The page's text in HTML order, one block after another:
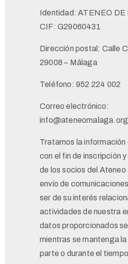
Identidad: ATENEO DE
CIF: G29060431
Dirección postal: Calle
29008 – Málaga
Teléfono: 952 224 002
Correo electrónico:
info@ateneomalaga.org
Tratamos la
con el fin de inscripción
de los socios del
envío de
ser de su interés
actividades de nuestra
datos proporcionados
mientras se mantenga
parte o durante el